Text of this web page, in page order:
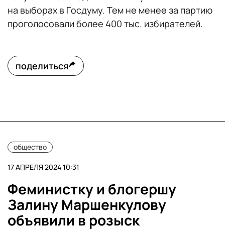
на выборах в Госдуму. Тем не менее за партию
проголосовали более 400 тыс. избирателей.
поделиться
общество
17 АПРЕЛЯ 2024 10:31
Феминистку и блогершу
Залину Маршенкулову
объявили в розыск